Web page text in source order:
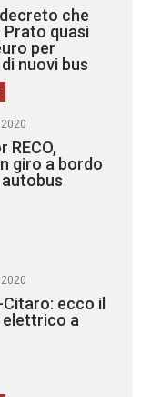
che
Prato quasi
per
nuovi bus
RECO,
giro a bordo
ecco il
elettrico a